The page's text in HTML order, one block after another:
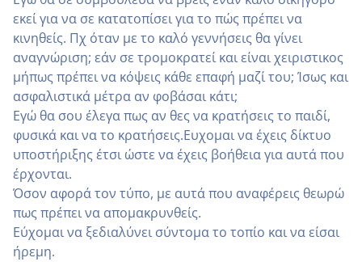
εκεί για να σε κατατοπίσει για το πώς πρέπει να
κινηθείς. Πχ όταν με το καλό γεννήσεις θα γίνει
αναγνώριση; εάν σε τρομοκρατεί και είναι χειριστικος
μήπως πρέπει να κόψεις κάθε επαφή μαζί του; Ίσως και
ασφαλιστικά μέτρα αν φοβάσαι κάτι;
Εγώ θα σου έλεγα πως αν θες να κρατήσεις το παιδί,
φυσικά και να το κρατήσεις.Ευχομαι να έχεις δίκτυο
υποστήριξης έτσι ώστε να έχεις βοήθεια για αυτά που
έρχονται.
Όσον αφορά τον τύπο, με αυτά που αναφέρεις θεωρώ
πως πρέπει να απομακρυνθείς.
Εύχομαι να ξεδιαλύνει σύντομα το τοπίο και να είσαι
ήρεμη.